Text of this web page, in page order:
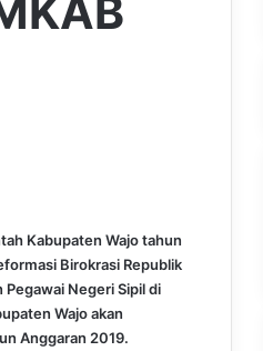
Kabupaten Wajo tahun
Birokrasi Republik
Negeri Sipil di
Wajo akan
Anggaran 2019.